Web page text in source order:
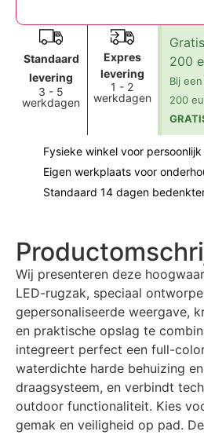
Standaard
levering
3 - 5
werkdagen
Expres
levering
1 - 2
werkdagen
200
Bij
200
Fysieke winkel voor
Eigen werkplaats voor
Standaard 14 dagen
Wij presenteren deze
LED-rugzak, speciaal
gepersonaliseerde weergave,
en praktische opslag te
integreert perfect een full-
waterdichte harde behuizing
draagsysteem, en verbindt
outdoor functionaliteit. Kies
gemak en veiligheid op pad.